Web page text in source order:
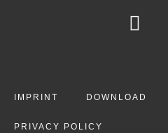
IMPRINT DOWNLOAD
PRIVACY POLICY